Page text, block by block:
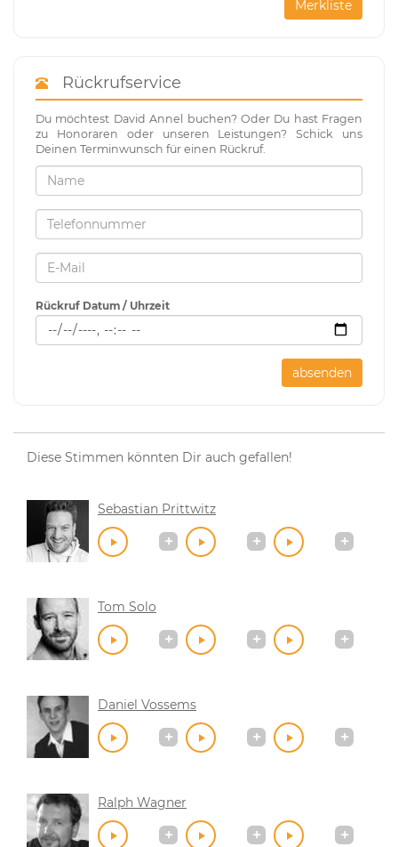
Merkliste
Rückrufservice
Du möchtest David Annel buchen? Oder Du hast Fragen
zu Honoraren oder unseren Leistungen? Schick uns
Deinen Terminwunsch für einen Rückruf.
Rückruf Datum / Uhrzeit
absenden
Diese Stimmen könnten Dir auch gefallen!
Sebastian Prittwitz
Tom Solo
Daniel Vossems
Ralph Wagner